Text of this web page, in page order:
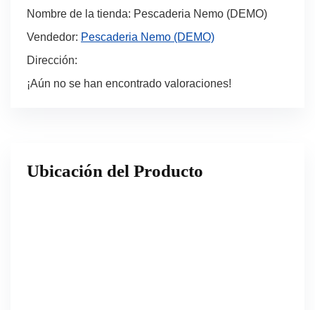
Nombre de la tienda: Pescaderia Nemo (DEMO)
Vendedor: Pescaderia Nemo (DEMO)
Dirección:
¡Aún no se han encontrado valoraciones!
Ubicación del Producto